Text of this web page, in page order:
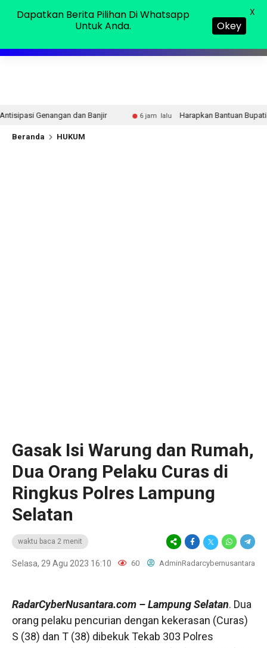
6 jam lalu Harapkan Bantuan Bupati. Mbah Suminem di
Beranda HUKUM
Gasak Isi Warung dan Rumah,
Dua Orang Pelaku Curas di
Ringkus Polres Lampung
Selatan
waktu baca 2 menit
Selasa, 29 Agu 2023 16:10 60 AdminRadarcybernusantara
RadarCyberNusantara.com – Lampung Selatan. Dua
orang pelaku pencurian dengan kekerasan (Curas)
S (38) dan T (38) dibekuk Tekab 303 Polres
Dapatkan Berita Pilihan Di Whatsapp
Untuk Anda.
Okey
X